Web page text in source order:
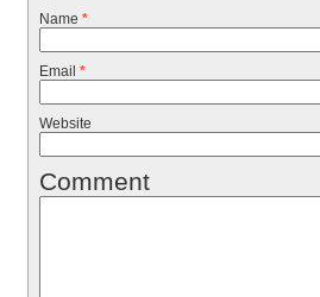
Name *
Email *
Website
Comment